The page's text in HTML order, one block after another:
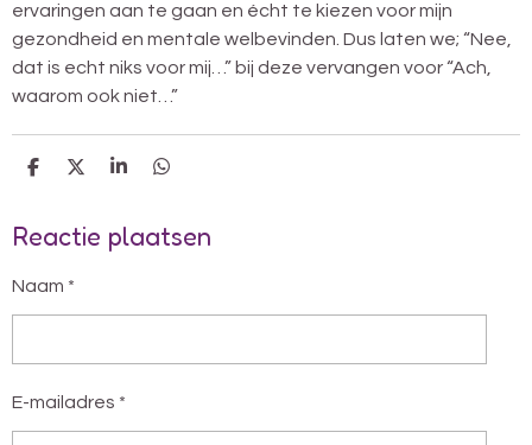
ervaringen aan te gaan en écht te kiezen voor mijn
gezondheid en mentale welbevinden. Dus laten we; “Nee,
dat is echt niks voor mij…” bij deze vervangen voor “Ach,
waarom ook niet…”
D
E
N
D
L
S
R
E
D
E
N
Reactie plaatsen
Naam *
E-mailadres *